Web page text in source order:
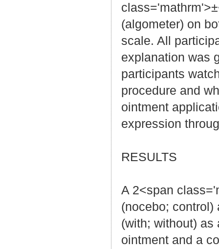
(algometer) on
scale. All
explanation was
participants
procedure and
ointment
expression
RESULTS
A 2<span
(nocebo; control)
(with; without) as
ointment and a